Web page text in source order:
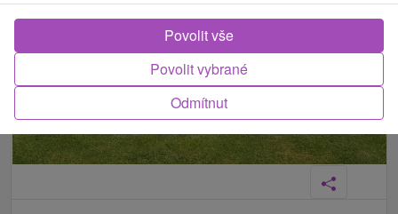
Odmítnut
Povolit vybrané
Povolit vše